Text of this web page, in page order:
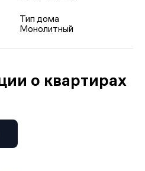
Тип дома
Монолитный
о квартирах